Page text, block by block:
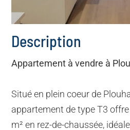
Description
Appartement à vendre à
Situé en plein coeur de
appartement de type T3
m² en rez-de-chaussée,